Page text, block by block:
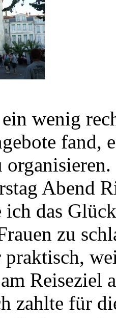
wenig
fand,
Abend
ich das
zu
Reiseziel
zahlte für